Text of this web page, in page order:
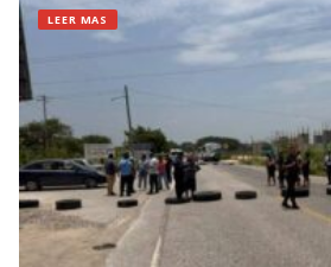
LEER MAS